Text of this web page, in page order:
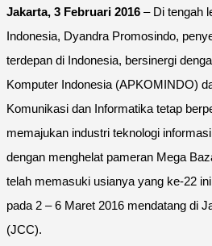
Jakarta, 3 Februari 2016 – Di tengah
Indonesia, Dyandra Promosindo,
terdepan di Indonesia, bersinergi
Komputer Indonesia (APKOMINDO)
Komunikasi dan Informatika tetap
memajukan industri teknologi
dengan menghelat pameran Mega
telah memasuki usianya yang ke-22
pada 2 – 6 Maret 2016 mendatang di
(JCC).